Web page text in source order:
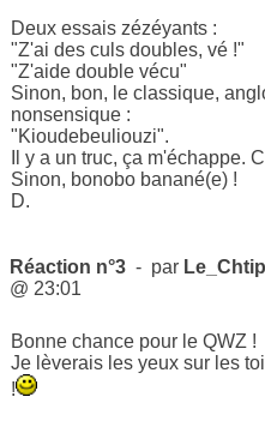
Deux essais zézéyants :
"Z'ai des culs doubles, vé !"
"Z'aide double vécu"
Sinon, bon, le classique,
nonsensique :
"Kioudebeuliouzi".
Il y a un truc, ça m'échappe.
Sinon, bonobo banané(e) !
D.
Réaction n°3 - par
@ 23:01
Bonne chance pour le QWZ !
Je lèverais les yeux sur les
!